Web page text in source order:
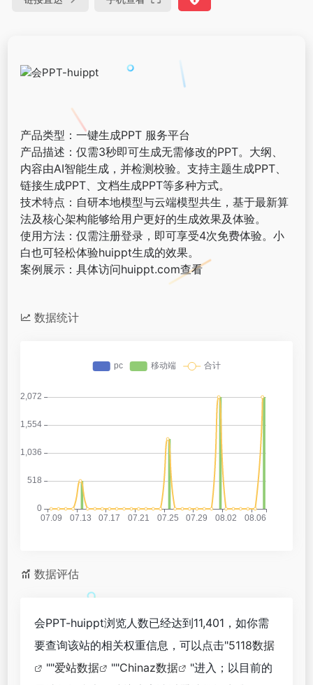
产品类型：一键生成PPT 服务平台
产品描述：仅需3秒即可生成无需修改的PPT。大纲、
内容由AI智能生成，并检测校验。支持主题生成PPT、
链接生成PPT、文档生成PPT等多种方式。
技术特点：自研本地模型与云端模型共生，基于最新算
法及核心架构能够给用户更好的生成效果及体验。
使用方法：仅需注册登录，即可享受4次免费体验。小
白也可轻松体验huippt生成的效果。
案例展示：具体访问huippt.com查看
数据统计
数据评估
会PPT-huippt浏览人数已经达到11,401，如你需
要查询该站的相关权重信息，可以点击"5118数据
""爱站数据 ""Chinaz数据
"进入；以目前的